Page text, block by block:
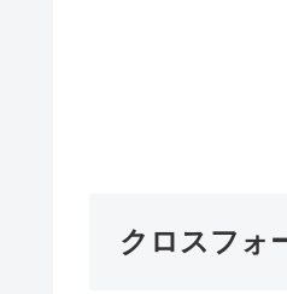
クロスフォ